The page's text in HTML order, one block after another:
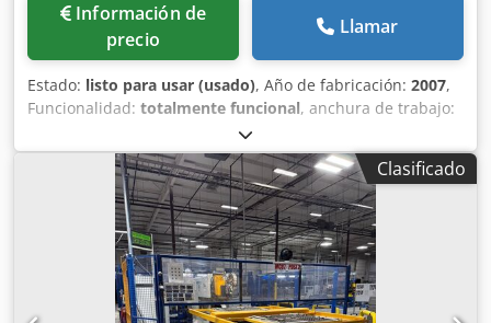
Información de
precio
Llamar
Estado: listo para usar (usado), Año de fabricación: 2007,
Funcionalidad: totalmente funcional, anchura de trabajo:
, Diámetro del alambre (máx.):
MG930, máquina de soldadura por arco eléctrico de
cambio rápido, con 5 transformadores de corriente
continua, 1092 kVA. Sistema de control Schlatter del año
2007 con PLC S7-300. Alimentador automático de hilo para
la línea, con capacidad hasta 3 metros, posicionamiento
automático del canal del hilo en la línea, máquina de
soldadura por arco eléctrico de pórtico abierto, tolva de
hilo transversal de cambio rápido, sistema MLV1 de
Clasificado